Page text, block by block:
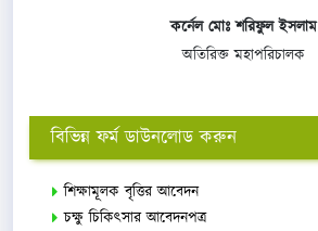
কর্নেল মোঃ শরিফুল ইসলাম
অতিরিক্ত মহাপরিচালক
বিভিন্ন ফর্ম ডাউনলোড করুন
শিক্ষামূলক বৃত্তির আবেদন
চক্ষু চিকিৎসার আবেদনপত্র